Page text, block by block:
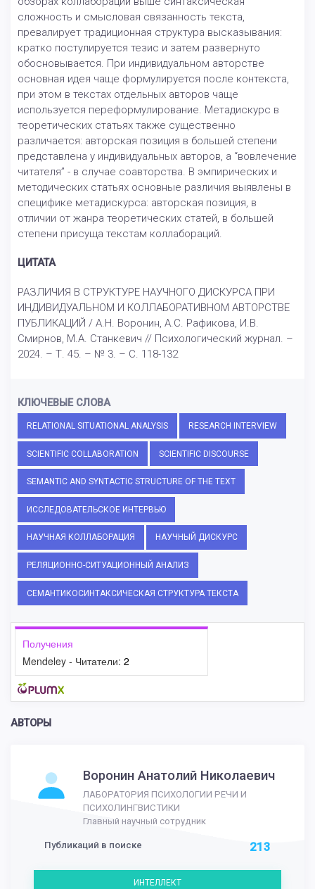
сложность и смысловая связанность текста,
превалирует традиционная структура высказывания:
кратко постулируется тезис и затем развернуто
обосновывается. При индивидуальном авторстве
основная идея чаще формулируется после контекста,
при этом в текстах отдельных авторов чаще
используется переформулирование. Метадискурс в
теоретических статьях также существенно
различается: авторская позиция в большей степени
представлена у индивидуальных авторов, а “вовлечение
читателя” - в случае соавторства. В эмпирических и
методических статьях основные различия выявлены в
специфике метадискурса: авторская позиция, в
отличии от жанра теоретических статей, в большей
степени присуща текстам коллабораций.
ЦИТАТА
РАЗЛИЧИЯ В СТРУКТУРЕ НАУЧНОГО ДИСКУРСА ПРИ
ИНДИВИДУАЛЬНОМ И КОЛЛАБОРАТИВНОМ АВТОРСТВЕ
ПУБЛИКАЦИЙ / А.Н. Воронин, А.С. Рафикова, И.В.
Смирнов, М.А. Станкевич // Психологический журнал. –
2024. – Т. 45. – № 3. – С. 118-132
КЛЮЧЕВЫЕ СЛОВА
RELATIONAL SITUATIONAL ANALYSIS RESEARCH INTERVIEW
SCIENTIFIC COLLABORATION SCIENTIFIC DISCOURSE
SEMANTIC AND SYNTACTIC STRUCTURE OF THE TEXT
ИССЛЕДОВАТЕЛЬСКОЕ ИНТЕРВЬЮ
НАУЧНАЯ КОЛЛАБОРАЦИЯ НАУЧНЫЙ ДИСКУРС
РЕЛЯЦИОННО-СИТУАЦИОННЫЙ АНАЛИЗ
СЕМАНТИКОСИНТАКСИЧЕСКАЯ СТРУКТУРА ТЕКСТА
Получения
Mendeley - Читатели: 2
АВТОРЫ
Воронин Анатолий Николаевич
ЛАБОРАТОРИЯ ПСИХОЛОГИИ РЕЧИ И
ПСИХОЛИНГВИСТИКИ
Главный научный сотрудник
Публикаций в поиске 213
ИНТЕЛЛЕКТ